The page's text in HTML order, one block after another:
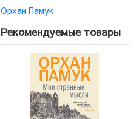
Орхан Памук
Рекомендуемые товары